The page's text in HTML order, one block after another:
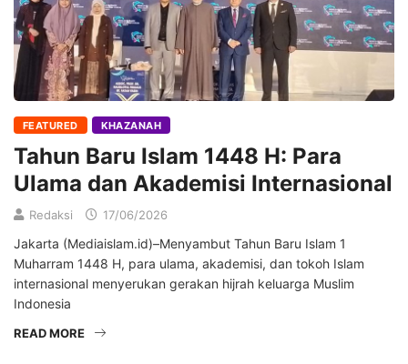
FEATURED KHAZANAH
Tahun Baru Islam 1448 H: Para
Ulama dan Akademisi Internasional
Redaksi 17/06/2026
Jakarta (Mediaislam.id)–Menyambut Tahun Baru Islam 1
Muharram 1448 H, para ulama, akademisi, dan tokoh Islam
internasional menyerukan gerakan hijrah keluarga Muslim
Indonesia
READ MORE